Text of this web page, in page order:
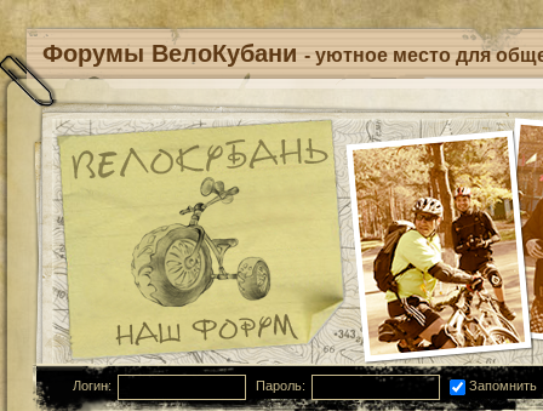
Форумы ВелоКубани - уютное место для
Логин: Пароль: Запомнить